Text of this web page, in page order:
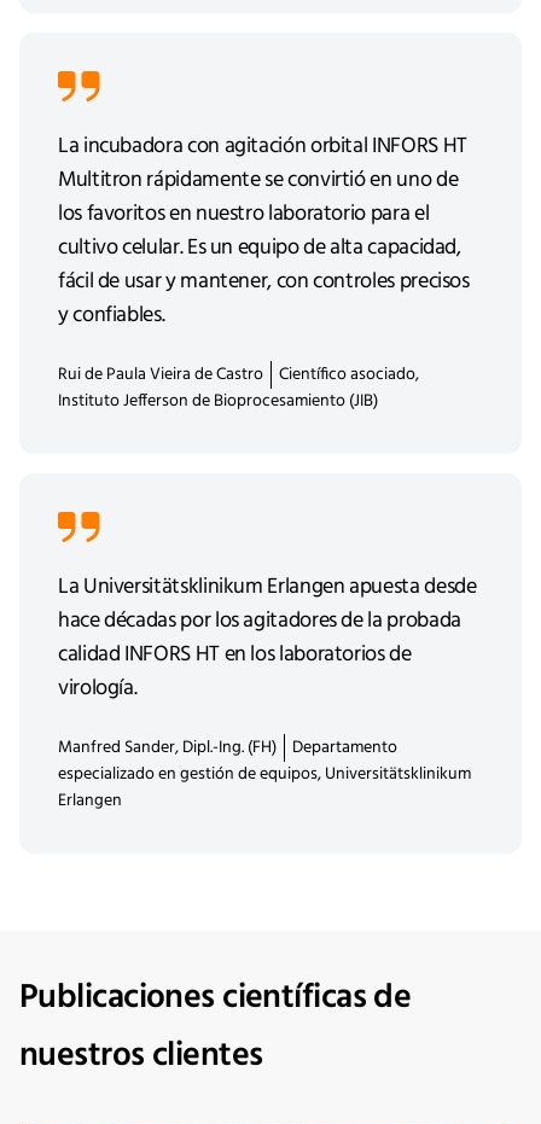
La incubadora con agitación orbital INFORS HT
Multitron rápidamente se convirtió en uno de
los favoritos en nuestro laboratorio para el
cultivo celular. Es un equipo de alta capacidad,
fácil de usar y mantener, con controles precisos
y confiables.
Rui de Paula Vieira de Castro Científico asociado,
Instituto Jefferson de Bioprocesamiento (JIB)
La Universitätsklinikum Erlangen apuesta desde
hace décadas por los agitadores de la probada
calidad INFORS HT en los laboratorios de
virología.
Manfred Sander, Dipl.-Ing. (FH)
Departamento
especializado en gestión de equipos, Universitätsklinikum
Erlangen
Publicaciones científicas de
nuestros clientes